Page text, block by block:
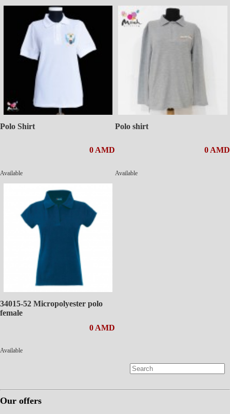
Polo Shirt
0 AMD
Available
Polo shirt
0 AMD
Available
34015-52 Micropolyester polo
female
0 AMD
Available
Our offers